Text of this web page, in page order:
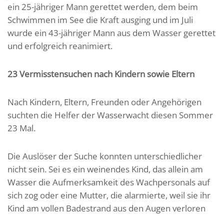
ein 25-jähriger Mann gerettet werden, dem beim
Schwimmen im See die Kraft ausging und im Juli
wurde ein 43-jähriger Mann aus dem Wasser gerettet
und erfolgreich reanimiert.
23 Vermisstensuchen nach Kindern sowie Eltern
Nach Kindern, Eltern, Freunden oder Angehörigen
suchten die Helfer der Wasserwacht diesen Sommer
23 Mal.
Die Auslöser der Suche konnten unterschiedlicher
nicht sein. Sei es ein weinendes Kind, das allein am
Wasser die Aufmerksamkeit des Wachpersonals auf
sich zog oder eine Mutter, die alarmierte, weil sie ihr
Kind am vollen Badestrand aus den Augen verloren